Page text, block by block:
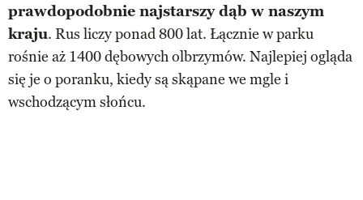
prawdopodobnie najstarszy dąb w naszym
kraju. Rus liczy ponad 800 lat. Łącznie w parku
rośnie aż 1400 dębowych olbrzymów. Najlepiej ogląda
się je o poranku, kiedy są skąpane we mgle i
wschodzącym słońcu.